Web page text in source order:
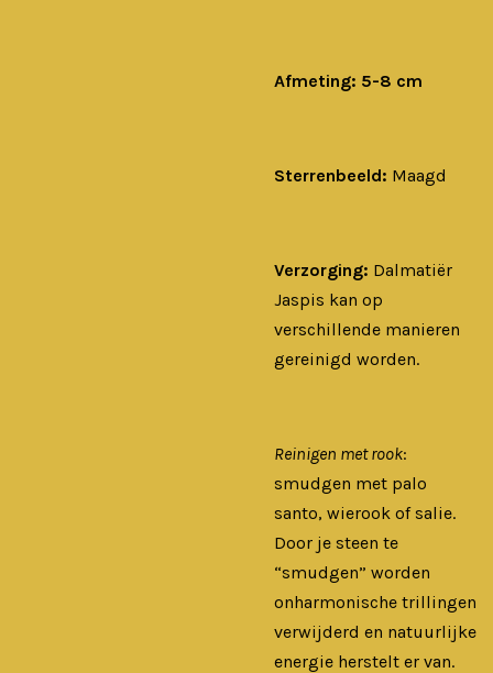
Afmeting: 5-8 cm
Sterrenbeeld: Maagd
Verzorging: Dalmatiër
Jaspis kan op
verschillende manieren
gereinigd worden.
Reinigen met rook:
smudgen met palo
santo, wierook of salie.
Door je steen te
“smudgen” worden
onharmonische trillingen
verwijderd en natuurlijke
energie herstelt er van.